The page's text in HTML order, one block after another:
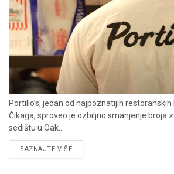
Portillo’s, jedan od najpoznatijih
Čikaga, sproveo je ozbiljno smanjenje broja
sedištu u Oak...
SAZNAJTE VIŠEDETAILS